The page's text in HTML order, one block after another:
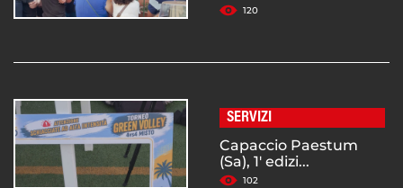
120
SERVIZI
Capaccio Paestum
(Sa), 1' edizi...
102